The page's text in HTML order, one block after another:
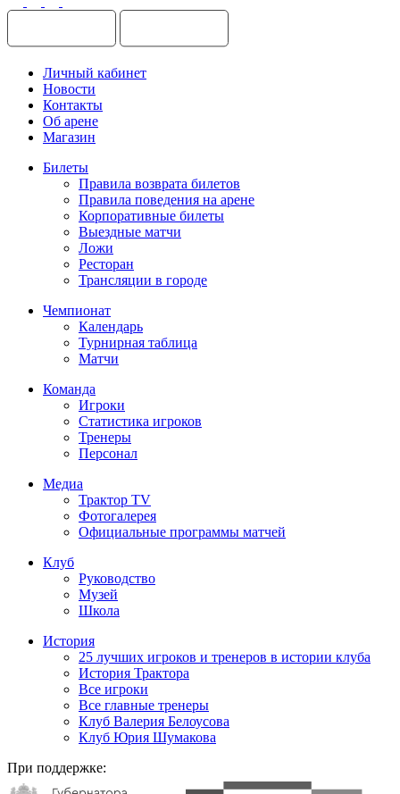
Личный кабинет
Новости
Контакты
Об арене
Магазин
Билеты
Правила возврата билетов
Правила поведения на арене
Корпоративные билеты
Выездные матчи
Ложи
Ресторан
Трансляции в городе
Чемпионат
Календарь
Турнирная таблица
Матчи
Команда
Игроки
Статистика игроков
Тренеры
Персонал
Медиа
Трактор TV
Фотогалерея
Официальные программы матчей
Клуб
Руководство
Музей
Школа
История
25 лучших игроков и тренеров в истории клуба
История Трактора
Все игроки
Все главные тренеры
Клуб Валерия Белоусова
Клуб Юрия Шумакова
При поддержке: